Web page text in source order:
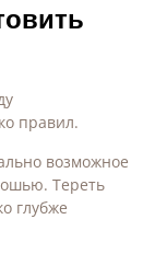
правил.
возможное
Тереть
глубже